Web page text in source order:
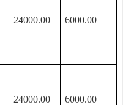
24000.00 6000.00
24000.00 6000.00